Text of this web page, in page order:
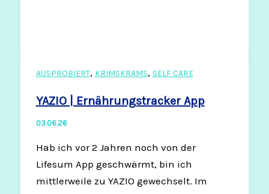
AUSPROBIERT, KRIMSKRAMS, SELF CARE
YAZIO | Ernährungstracker App
03.06.26
Hab ich vor 2 Jahren noch von der
Lifesum App geschwärmt, bin ich
mittlerweile zu YAZIO gewechselt. Im